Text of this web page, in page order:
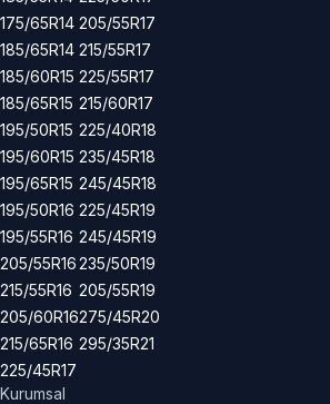
175/65R14
185/65R14
185/60R15
185/65R15
195/50R15
195/60R15
195/65R15
195/50R16
195/55R16
205/55R16
215/55R16
205/60R16
215/65R16
225/45R17
205/55R17
215/55R17
225/55R17
215/60R17
225/40R18
235/45R18
245/45R18
225/45R19
245/45R19
235/50R19
205/55R19
275/45R20
295/35R21
Kurumsal